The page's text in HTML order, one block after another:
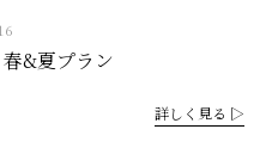
&夏プラン
詳しく見る ▷